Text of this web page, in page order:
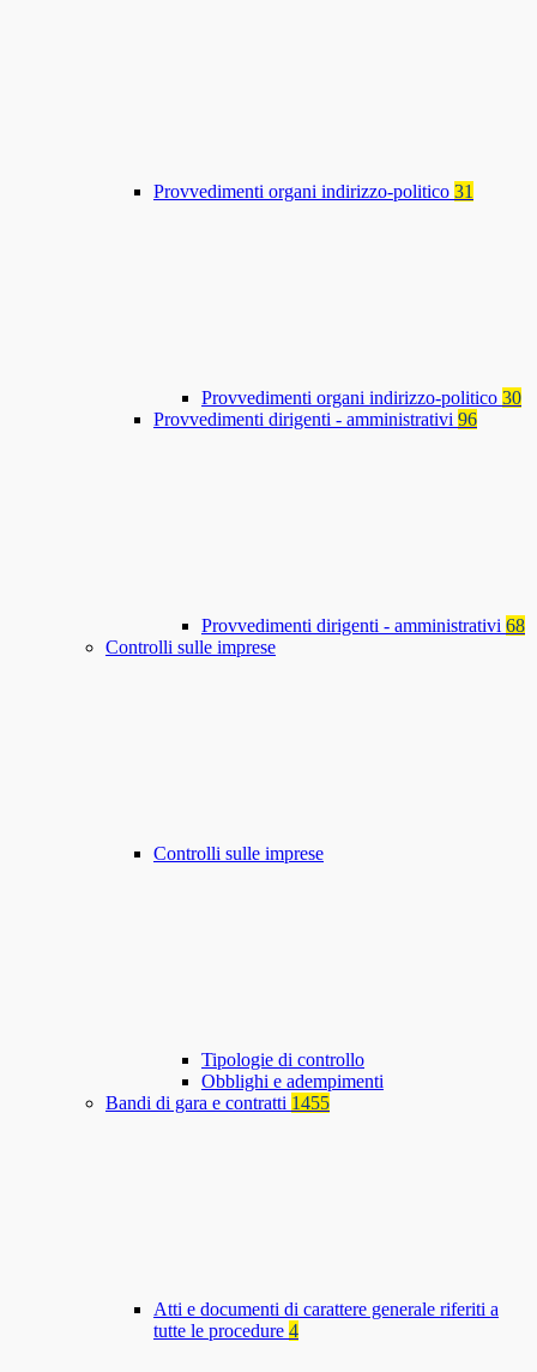
Provvedimenti organi indirizzo-politico 31
Provvedimenti organi indirizzo-politico 30
Provvedimenti dirigenti - amministrativi 96
Provvedimenti dirigenti - amministrativi 68
Controlli sulle imprese
Controlli sulle imprese
Tipologie di controllo
Obblighi e adempimenti
Bandi di gara e contratti 1455
Atti e documenti di carattere generale riferiti a
tutte le procedure 4